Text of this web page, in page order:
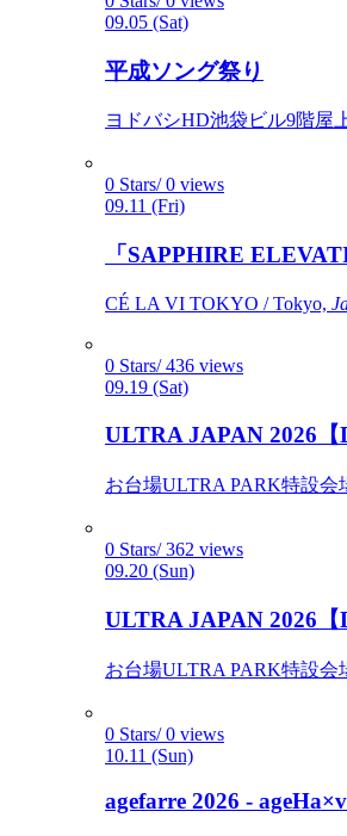
09.05 (Sat)
平成ソング祭り
ヨドバシHD池袋ビル9階屋
0 Stars/ 0 views
09.11 (Fri)
「SAPPHIRE
CÉ LA VI TOKYO / Tokyo,
0 Stars/ 436 views
09.19 (Sat)
ULTRA JAPAN 2026【
お台場ULTRA PARK特設会
0 Stars/ 362 views
09.20 (Sun)
ULTRA JAPAN 2026【
お台場ULTRA PARK特設会
0 Stars/ 0 views
10.11 (Sun)
agefarre 2026 -